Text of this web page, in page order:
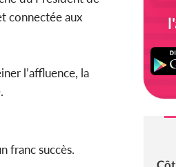
connectée aux
l’affluence, la
franc succès.